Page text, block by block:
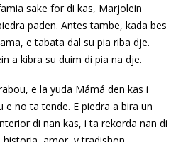
sake for di kas, Marjolein
paden. Antes tambe, kada bes
e tabata dal su pia riba dje.
a kibra su duim di pia na dje.
e la yuda Mámá den kas i
no ta tende. E piedra a bira un
di nan kas, i ta rekorda nan di